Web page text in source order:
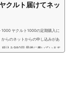
クルト届けてネッ
ヤクルト1000の定期購入に
らのネットからの申し込みがあ
込み980円 最後に書いています